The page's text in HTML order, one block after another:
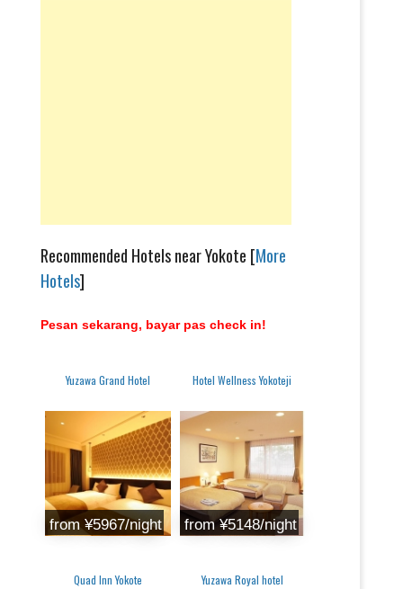
Recommended Hotels near Yokote [More
Hotels]
Pesan sekarang, bayar pas check in!
Yuzawa Grand Hotel
from ¥5967/night
Hotel Wellness Yokoteji
from ¥5148/night
Quad Inn Yokote Yuzawa Royal hotel